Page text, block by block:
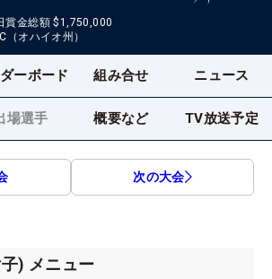
賞金総額 $1,750,000
（オハイオ州）
ーボード 組み合せ ニュース
場選手 概要など TV放送予定
次の大会
) メニュー